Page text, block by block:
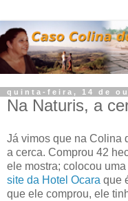
quinta-feira, 14 de
Na Naturis, a
Já vimos que na Colina
a cerca. Comprou 42
ele mostra; colocou
site da Hotel Ocara que
que ele comprou, ele